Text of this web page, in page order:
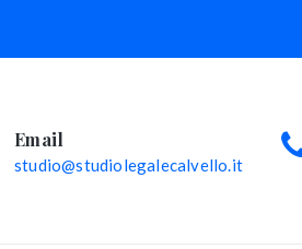
Email
studio@studiolegalecalvello.it